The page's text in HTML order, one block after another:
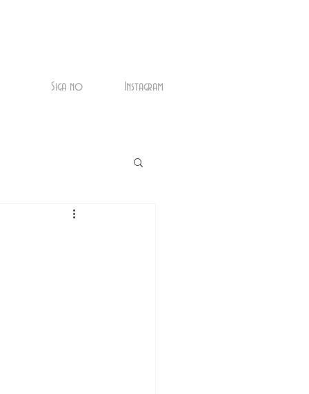
Siga no Instagram